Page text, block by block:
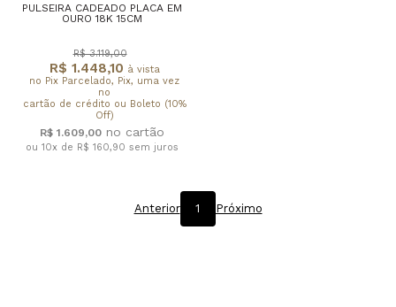
PULSEIRA CADEADO PLACA EM
OURO 18K 15CM
R$ 1.448,10 à vista
no Pix Parcelado, Pix, uma vez
no
cartão de crédito ou Boleto (10%
Off)
R$ 3.119,00
R$ 1.609,00
ou 10x de R$ 160,90 sem juros
Anterior 1 Próximo